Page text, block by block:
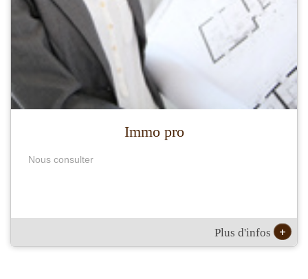
Immo pro
Nous consulter
Plus d'infos +